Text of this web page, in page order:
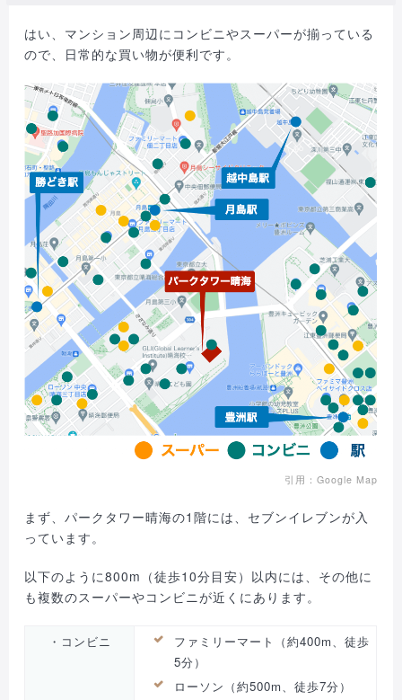
はい、マンション周辺にコンビニやスーパーが揃っている
ので、日常的な買い物が便利です。
引用：Google Map
まず、パークタワー晴海の1階には、セブンイレブンが入
っています。
以下のように800m（徒歩10分目安）以内には、その他に
も複数のスーパーやコンビニが近くにあります。
・コンビニ
ファミリーマート（約400m、徒歩
5分）
ローソン（約500m、徒歩7分）